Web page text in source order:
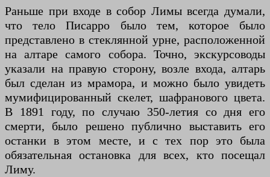
Раньше при входе в собор Лимы всегда думали,
что тело Писарро было тем, которое было
представлено в стеклянной урне, расположенной
на алтаре самого собора. Точно, экскурсоводы
указали на правую сторону, возле входа, алтарь
был сделан из мрамора, и можно было увидеть
мумифицированный скелет, шафранового цвета.
В 1891 году, по случаю 350-летия со дня его
смерти, было решено публично выставить его
останки в этом месте, и с тех пор это была
обязательная остановка для всех, кто посещал
Лиму.